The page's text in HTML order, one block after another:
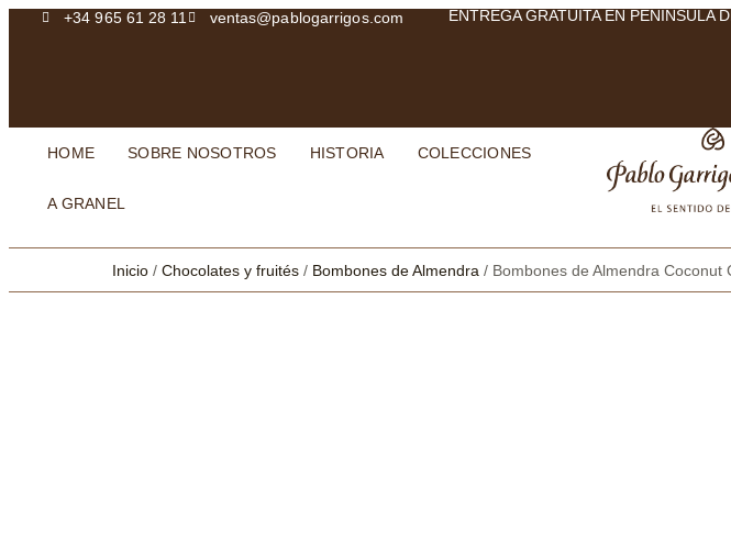
+34 965 61 28 11 ventas@pablogarrigos.com
ENTREGA GRATUITA EN PENÍNSULA
HOME SOBRE NOSOTROS HISTORIA COLECCIONES
A GRANEL
Inicio / Chocolates y fruités / Bombones de Almendra / Bombones de Almendra Coconut